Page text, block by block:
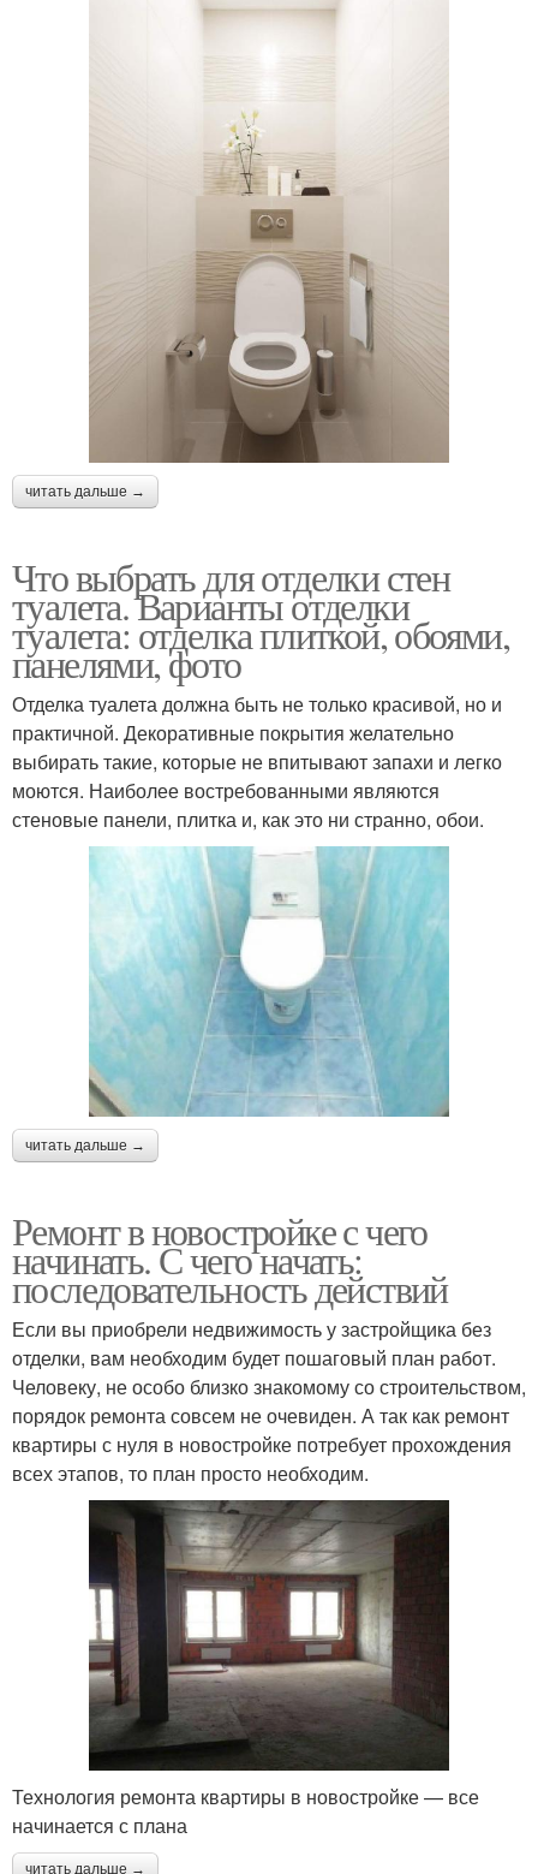
читать дальше →
Что выбрать для отделки стен
туалета. Варианты отделки
туалета: отделка плиткой, обоями,
панелями, фото
Отделка туалета должна быть не только красивой, но и
практичной. Декоративные покрытия желательно
выбирать такие, которые не впитывают запахи и легко
моются. Наиболее востребованными являются
стеновые панели, плитка и, как это ни странно, обои.
читать дальше →
Ремонт в новостройке с чего
начинать. С чего начать:
последовательность действий
Если вы приобрели недвижимость у застройщика без
отделки, вам необходим будет пошаговый план работ.
Человеку, не особо близко знакомому со строительством,
порядок ремонта совсем не очевиден. А так как ремонт
квартиры с нуля в новостройке потребует прохождения
всех этапов, то план просто необходим.
Технология ремонта квартиры в новостройке — все
начинается с плана
читать дальше →